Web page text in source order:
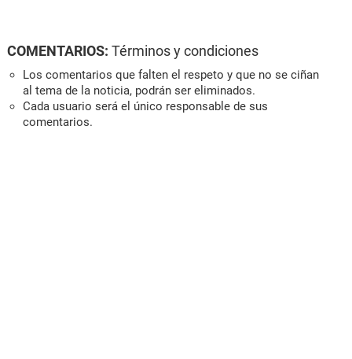
COMENTARIOS: Términos y condiciones
Los comentarios que falten el respeto y que no se ciñan
al tema de la noticia, podrán ser eliminados.
Cada usuario será el único responsable de sus
comentarios.